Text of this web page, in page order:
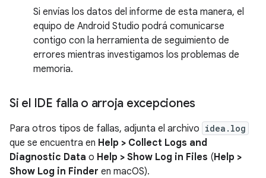
Si envías los datos del informe de esta manera, el
equipo de Android Studio podrá comunicarse
contigo con la herramienta de seguimiento de
errores mientras investigamos los problemas de
memoria.
Si el IDE falla o arroja excepciones
Para otros tipos de fallas, adjunta el archivo idea.log
que se encuentra en Help > Collect Logs and
Diagnostic Data o Help > Show Log in Files (Help >
Show Log in Finder en macOS).